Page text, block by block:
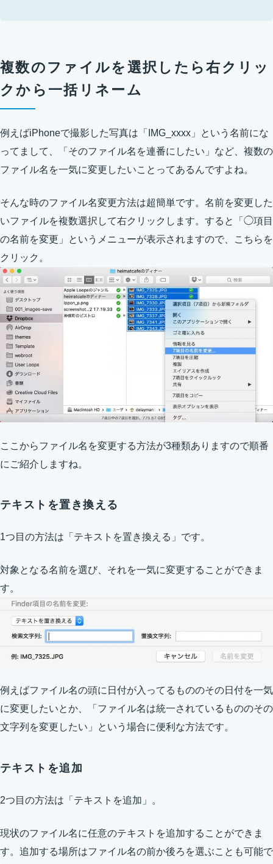
複数のファイルを選択したら右クリッ
クから一括リネーム
例えばiPhoneで撮影した写真は「IMG_xxxx」という名前にな
ってまして、「そのファイル名を連番にしたい」など、複数の
ファイル名を一気に変更したいことってあるんですよね。
そんな時のファイル名変更方法は超簡単です。名前を変更した
いファイルを複数選択して右クリックします。すると「◯項目
の名前を変更」というメニューが表示されますので、こちらを
クリック。
ここからファイル名を変更する方法が3種類ありますので順番
にご紹介しますね。
テキストを置き換える
1つ目の方法は「テキストを置き換える」です。
対象となる名前を選び、それを一気に変更することができま
す。
例えばファイル名の頭に日付が入ってるもののその日付を一気
に変更したいとか、「ファイル名は統一されているもののその
文字列を変更したい」という場合に便利な方法です。
テキストを追加
2つ目の方法は「テキストを追加」。
現状のファイル名に任意のテキストを追加することができま
す。追加する場所はファイル名の前か後ろを選ぶことも可能で